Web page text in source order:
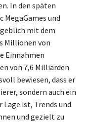
In den späten
MegaGames und
mit dem
Millionen von
Einnahmen
von 7,6 Milliarden
bewiesen, dass er
sondern auch ein
Lage ist, Trends und
und gezielt zu